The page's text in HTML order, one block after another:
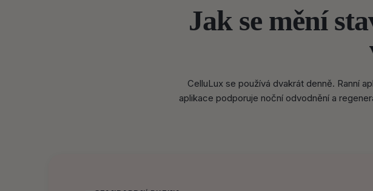
Jak se mění
CelluLux se používá dvakrát denně. Ranní
aplikace podporuje noční odvodnění a